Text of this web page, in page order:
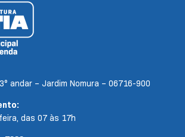
andar – Jardim Nomura – 06716-900
das 07 às 17h